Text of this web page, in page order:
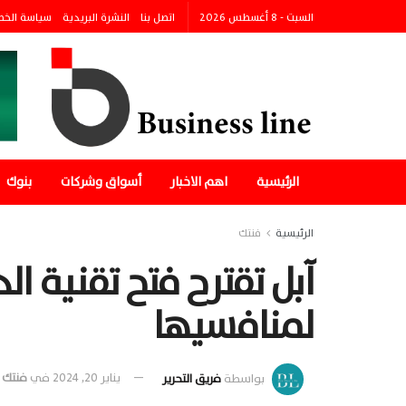
السبت - 8 أغسطس 2026 اتصل بنا النشرة البريدية سياسة
الرئيسية اهم الاخبار أسواق وشركات بنوك
الرئيسية فنتك
آبل تقترح فتح تقنية
لمنافسيها
بواسطةفريق التحرير يناير 20, 2024 فيفنتك